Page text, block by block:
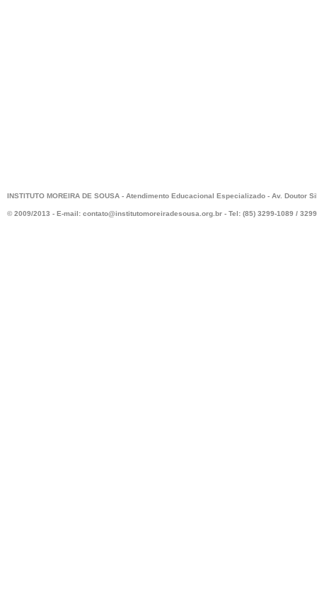
INSTITUTO MOREIRA DE SOUSA - Atendimento Educacional Especializado - Av.
© 2009/2013 - E-mail: contato@institutomoreiradesousa.org.br - Tel: (85) 3299-1089 /